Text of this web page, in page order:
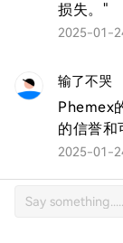
损失。"
2025-01-
输了不哭
Phemex
的信誉和
2025-01-